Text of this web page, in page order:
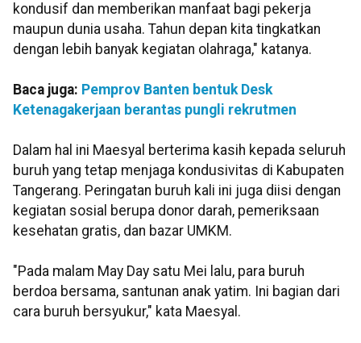
kondusif dan memberikan manfaat bagi pekerja
maupun dunia usaha. Tahun depan kita tingkatkan
dengan lebih banyak kegiatan olahraga," katanya.
Baca juga: Pemprov Banten bentuk Desk
Ketenagakerjaan berantas pungli rekrutmen
Dalam hal ini Maesyal berterima kasih kepada seluruh
buruh yang tetap menjaga kondusivitas di Kabupaten
Tangerang. Peringatan buruh kali ini juga diisi dengan
kegiatan sosial berupa donor darah, pemeriksaan
kesehatan gratis, dan bazar UMKM.
"Pada malam May Day satu Mei lalu, para buruh
berdoa bersama, santunan anak yatim. Ini bagian dari
cara buruh bersyukur," kata Maesyal.